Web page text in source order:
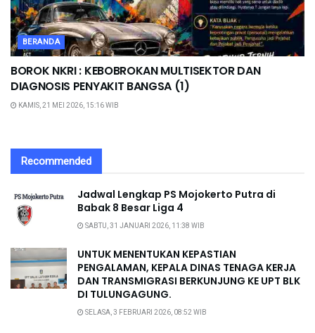
BERANDA
BOROK NKRI : KEBOBROKAN MULTISEKTOR DAN
DIAGNOSIS PENYAKIT BANGSA (1)
KAMIS, 21 MEI 2026, 15:16 WIB
Recommended
Jadwal Lengkap PS Mojokerto Putra di
Babak 8 Besar Liga 4
SABTU, 31 JANUARI 2026, 11:38 WIB
UNTUK MENENTUKAN KEPASTIAN
PENGALAMAN, KEPALA DINAS TENAGA KERJA
DAN TRANSMIGRASI BERKUNJUNG KE UPT BLK
DI TULUNGAGUNG.
SELASA, 3 FEBRUARI 2026, 08:52 WIB